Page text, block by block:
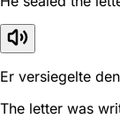
Er versiegelte
The letter was